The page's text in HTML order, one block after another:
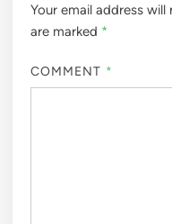
Your email address will
are marked *
COMMENT *